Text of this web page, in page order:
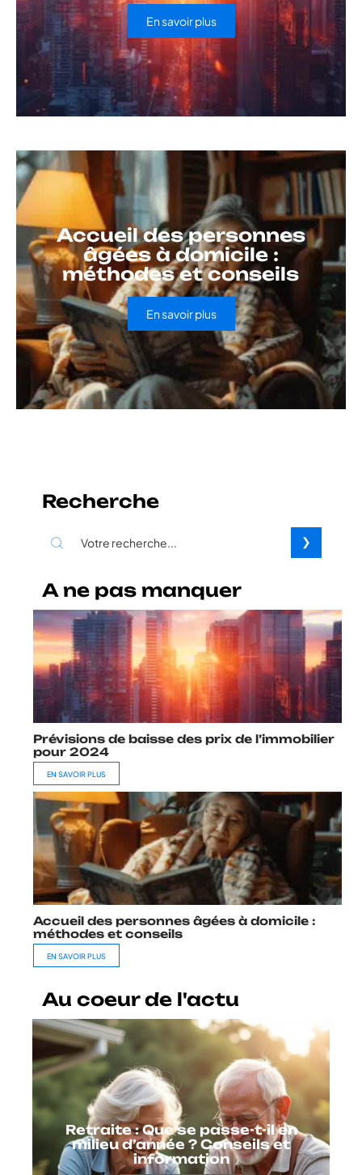
En savoir plus
Accueil des personnes
âgées à domicile :
méthodes et conseils
En savoir plus
Recherche
A ne pas manquer
Prévisions de baisse des prix de l’immobilier
pour 2024
EN SAVOIR PLUS
Accueil des personnes âgées à domicile :
méthodes et conseils
EN SAVOIR PLUS
Au coeur de l'actu
Retraite : Que se passe-t-il en
milieu d’année ? Conseils et
information